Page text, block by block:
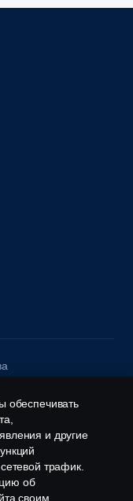
15
обеспечивать
и другие
трафик.
об
своим